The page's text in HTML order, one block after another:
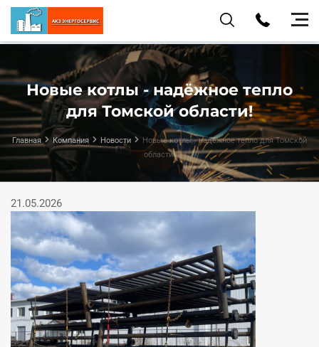
Новые котлы - надёжное тепло
для Томской области!
Главная Компания Новости
Новые котлы - надёжное тепло для Томской
области!
21.05.2026